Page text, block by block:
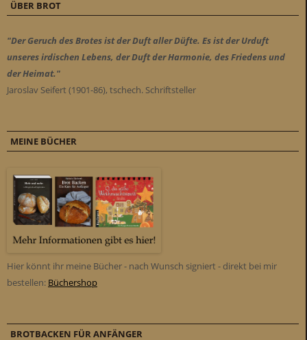
ÜBER BROT
"Der Geruch des Brotes ist der Duft aller Düfte. Es ist der Urduft
unseres irdischen Lebens, der Duft der Harmonie, des Friedens und
der Heimat."
Jaroslav Seifert (1901-86), tschech. Schriftsteller
MEINE BÜCHER
Hier könnt ihr meine Bücher - nach Wunsch signiert - direkt bei mir
bestellen: Büchershop
BROTBACKEN FÜR ANFÄNGER